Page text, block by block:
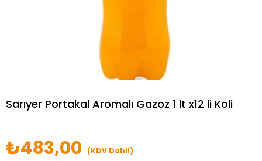
Sarıyer Portakal Aromalı Gazoz 1 lt x12 li Koli
₺483,00 (KDV Dahil)